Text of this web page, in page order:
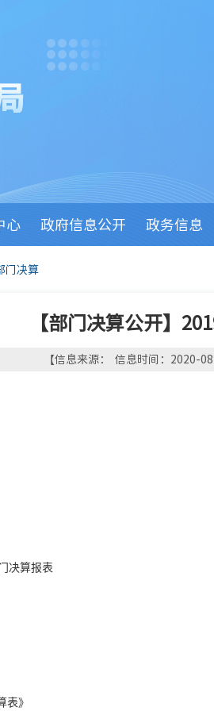
心 政府信息公开 政务信息
门决算
【部门决算公开】
【信息来源： 信息时间：2020-
决算报表
表》